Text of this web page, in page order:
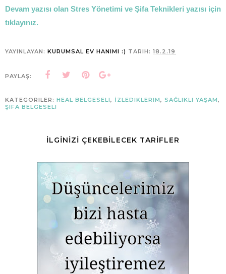
Devam yazısı olan Stres Yönetimi ve Şifa Teknikleri yazısı için
tıklayınız.
YAYINLAYAN: KURUMSAL EV HANIMI :) TARIH: 18.2.19
PAYLAŞ:
KATEGORILER: HEAL BELGESELI, İZLEDIKLERIM, SAĞLIKLI YAŞAM,
ŞIFA BELGESELI
İLGİNİZİ ÇEKEBİLECEK TARİFLER